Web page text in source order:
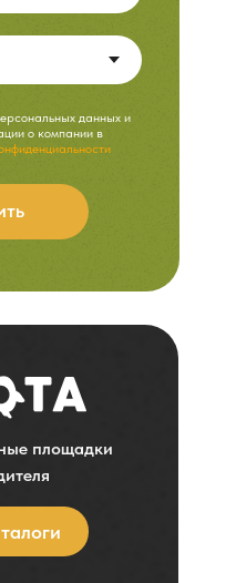
данных и
о компании в
площадки